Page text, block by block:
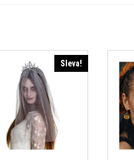
Sleva!